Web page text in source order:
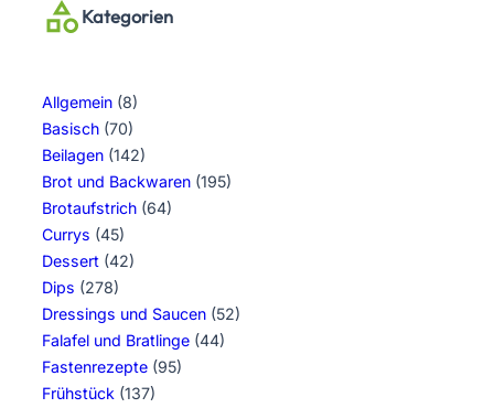
Kategorien
Allgemein (8)
Basisch (70)
Beilagen (142)
Brot und Backwaren (195)
Brotaufstrich (64)
Currys (45)
Dessert (42)
Dips (278)
Dressings und Saucen (52)
Falafel und Bratlinge (44)
Fastenrezepte (95)
Frühstück (137)